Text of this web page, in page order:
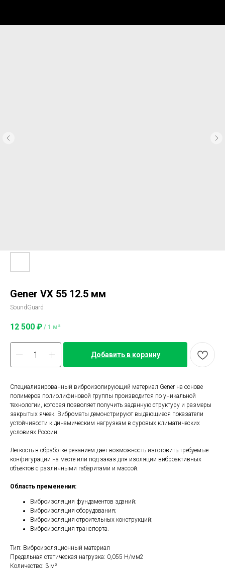
Gener VX 55 12.5 мм
SoundGuard
12 500 ₽ / 1 м²
Добавить в корзину
Специализированный виброизолирующий материал Gener на основе
полимеров полиолифиновой группы производится по уникальной
технологии, которая позволяет получить заданную структуру и размеры
закрытых ячеек. Виброматы демонстрируют выдающиеся показатели
устойчивости к динамическим нагрузкам в суровых климатических
условиях России.
Легкость в обработке резанием даёт возможность изготовить требуемые
конфигурации на месте или под заказ для изоляции виброактивных
объектов с различными габаритами и массой.
Область пременения:
Виброизоляция фундаментов зданий;
Виброизоляция оборудования;
Виброизоляция строительных конструкций;
Виброизоляция транспорта.
Тип: Виброизоляционный материал
Предельная статическая нагрузка: 0,055 Н/мм2
Количество: 3 м²